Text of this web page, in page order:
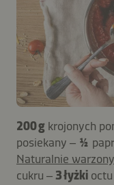
200 g krojonych
posiekany – ½
Naturalnie
cukru – 3 łyżki